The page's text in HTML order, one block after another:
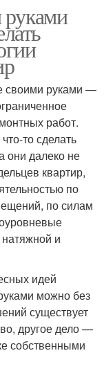
руками
своими руками —
работ.
то сделать
они далеко не
квартир,
по
по силам
и
идей
можно без
существует
другое дело —
собственными